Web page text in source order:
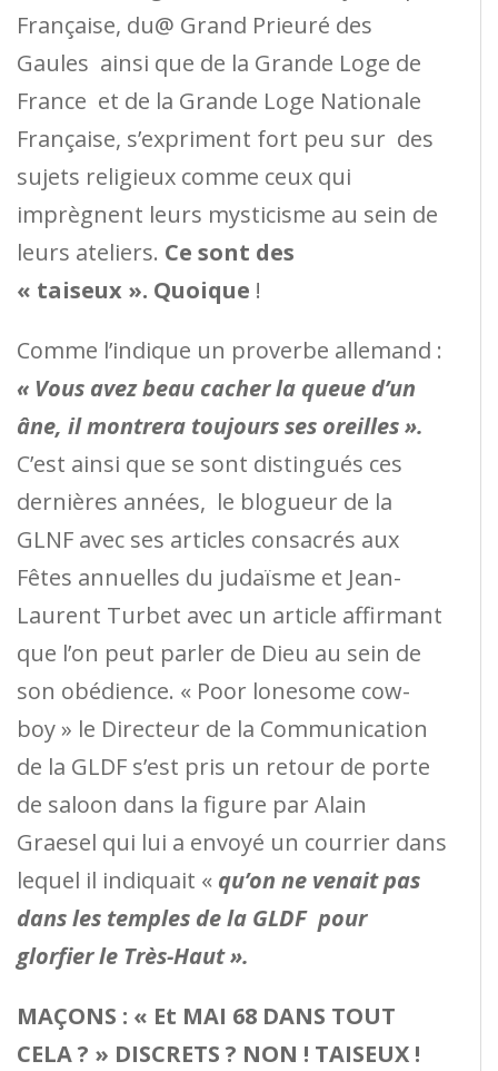
Française, du@ Grand Prieuré des
Gaules ainsi que de la Grande Loge de
France et de la Grande Loge Nationale
Française, s’expriment fort peu sur des
sujets religieux comme ceux qui
imprègnent leurs mysticisme au sein de
leurs ateliers. Ce sont des
« taiseux ». Quoique !
Comme l’indique un proverbe allemand :
« Vous avez beau cacher la queue d’un
âne, il montrera toujours ses oreilles ».
C’est ainsi que se sont distingués ces
dernières années, le blogueur de la
GLNF avec ses articles consacrés aux
Fêtes annuelles du judaïsme et Jean-
Laurent Turbet avec un article affirmant
que l’on peut parler de Dieu au sein de
son obédience. « Poor lonesome cow-
boy » le Directeur de la Communication
de la GLDF s’est pris un retour de porte
de saloon dans la figure par Alain
Graesel qui lui a envoyé un courrier dans
lequel il indiquait « qu’on ne venait pas
dans les temples de la GLDF pour
glorfier le Très-Haut ».
MAÇONS : « Et MAI 68 DANS TOUT
CELA ? » DISCRETS ? NON ! TAISEUX !